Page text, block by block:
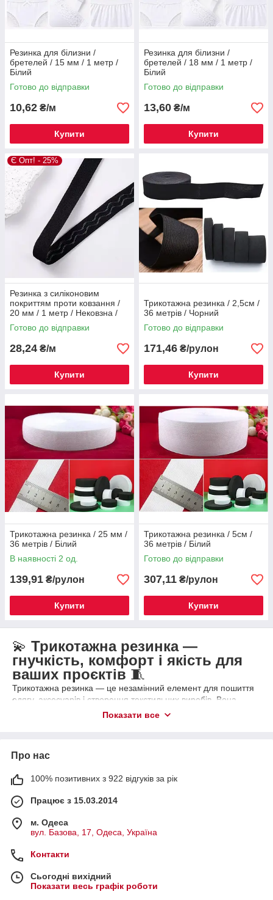
Резинка для білизни /
бретелей / 15 мм / 1 метр /
Білий
Готово до відправки
10,62 ₴/м
Купити
Резинка для білизни /
бретелей / 18 мм / 1 метр /
Білий
Готово до відправки
13,60 ₴/м
Купити
Є Опт! - 25%
Резинка з силіконовим
покриттям проти ковзання /
20 мм / 1 метр / Нековзна /
Чорний
Готово до відправки
28,24 ₴/м
Купити
Трикотажна резинка / 2,5см /
36 метрів / Чорний
Готово до відправки
171,46 ₴/рулон
Купити
Трикотажна резинка / 25 мм /
36 метрів / Білий
В наявності 2 од.
139,91 ₴/рулон
Купити
Трикотажна резинка / 5см /
36 метрів / Білий
Готово до відправки
307,11 ₴/рулон
Купити
💫 Трикотажна резинка —
гнучкість, комфорт і якість для
ваших проєктів 🧵
Трикотажна резинка — це незамінний елемент для пошиття
одягу, аксесуарів і створення текстильних виробів. Вона
являє собою еластичну стрічку, виготовлену методом
📌 Що таке трикотажна резинка?
На відміну від класичних еластичних стрічок, трикотажна
резинка має особливу структуру. Вона виготовляється
шляхом в’язання, а не простого переплетення ниток, як
М’які та приємні на дотик
прань
Мають гарну текстуру, що підходить для декору
Показати все
Про нас
100% позитивних з 922 відгуків за рік
Працює з 15.03.2014
м. Одеса
вул. Базова, 17, Одеса, Україна
Контакти
Сьогодні вихідний
Показати весь графік роботи